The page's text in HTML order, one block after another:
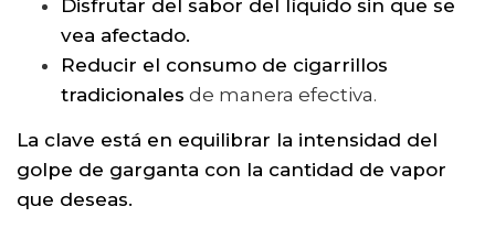
Disfrutar del sabor del líquido sin que se
vea afectado.
Reducir el consumo de cigarrillos
tradicionales de manera efectiva.
La clave está en equilibrar la intensidad del
golpe de garganta con la cantidad de vapor
que deseas.